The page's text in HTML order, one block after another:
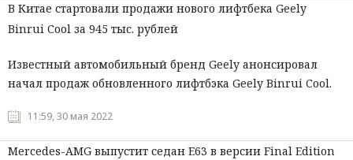
В Китае стартовали продажи нового лифтбека Geely
Binrui Cool за 945 тыс. рублей
Известный автомобильный бренд Geely анонсировал
начал продаж обновленного лифтбэка Geely Binrui Cool.
11:59, 30 мая 2022
Mercedes-AMG выпустит седан E63 в версии Final Edition